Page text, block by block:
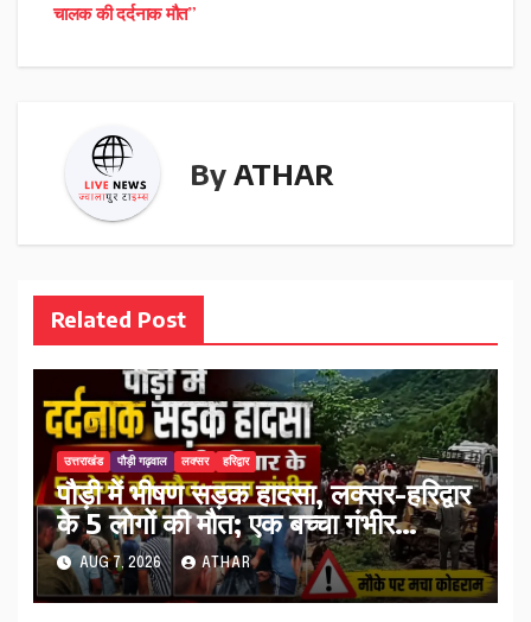
चालक की दर्दनाक मौत”
By ATHAR
Related Post
उत्तराखंड पौड़ी गढ़वाल लक्सर हरिद्वार
पौड़ी में भीषण सड़क हादसा, लक्सर-हरिद्वार
के 5 लोगों की मौत; एक बच्चा गंभीर
घायल…
AUG 7, 2026 ATHAR